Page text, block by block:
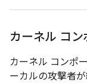
カーネル コン
カーネル コンポ
ーカルの攻撃者